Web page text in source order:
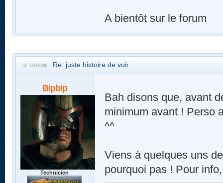
A bientôt sur le forum
Re: juste histoire de voir
Bipbip
Technicien
Bah disons que, avant
minimum avant ! Perso
^^
Viens à quelques uns
pourquoi pas ! Pour